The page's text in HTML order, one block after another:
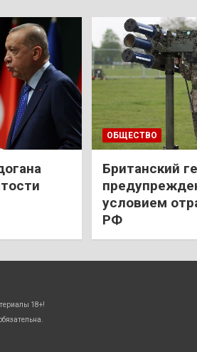
ОБЩЕСТВО
Британский
условием
РФ
18+!